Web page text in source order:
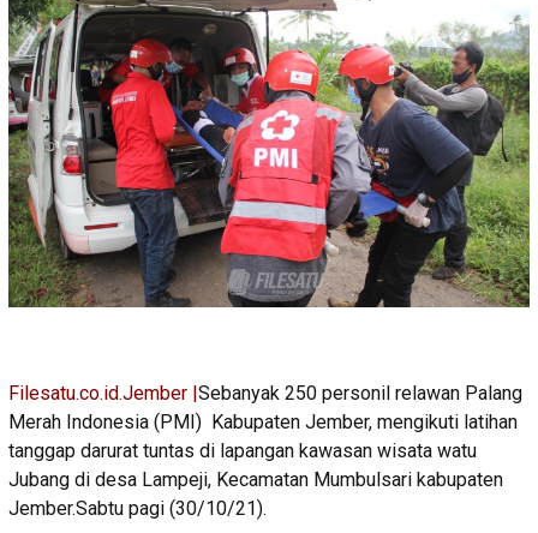
Filesatu.co.id.Jember |Sebanyak 250 personil relawan Palang
Merah Indonesia (PMI) Kabupaten Jember, mengikuti latihan
tanggap darurat tuntas di lapangan kawasan wisata watu
Jubang di desa Lampeji, Kecamatan Mumbulsari kabupaten
Jember.Sabtu pagi (30/10/21).